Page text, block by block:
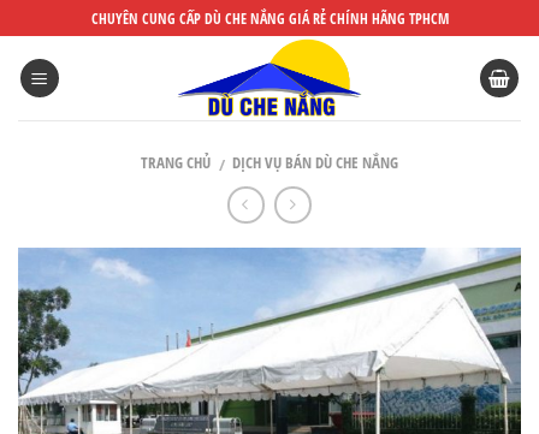
CHE
NẮNG
CHUYÊN CUNG CẤP DÙ CHE NẮNG GIÁ RẺ CHÍNH HÃNG TPHCM
TRANG CHỦ / DỊCH VỤ BÁN DÙ CHE NẮNG